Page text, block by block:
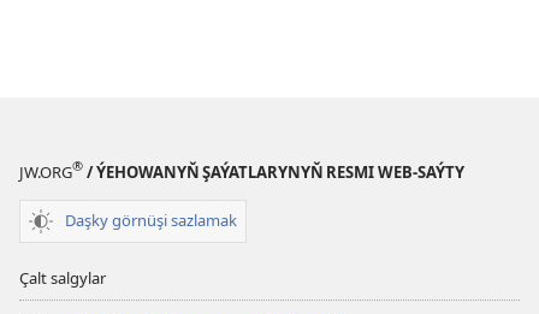
JW.ORG® / ÝEHOWANYŇ ŞAÝATLARYNYŇ RESMI WEB-SAÝTY
Daşky görnüşi sazlamak
Çalt salgylar